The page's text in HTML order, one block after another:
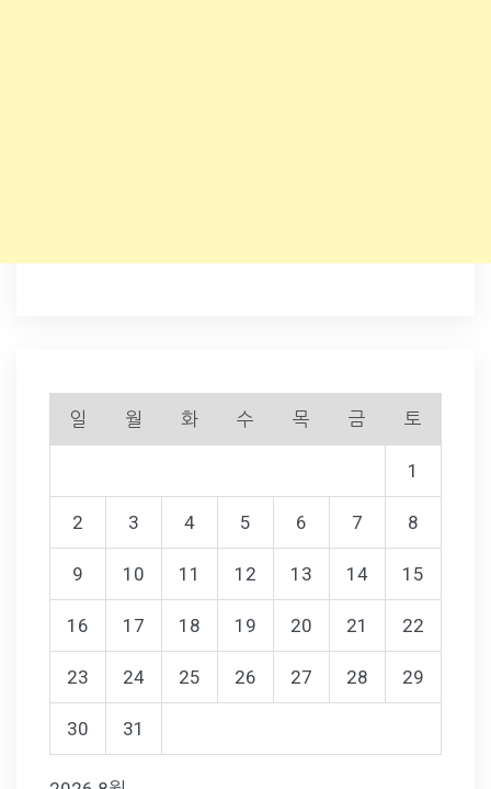
일 월 화 수 목 금 토
1
2 3 4 5 6 7 8
9 10 11 12 13 14 15
16 17 18 19 20 21 22
23 24 25 26 27 28 29
30 31